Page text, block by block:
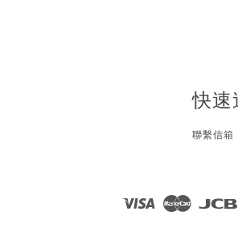
快速
聯繫信箱
Visa Master